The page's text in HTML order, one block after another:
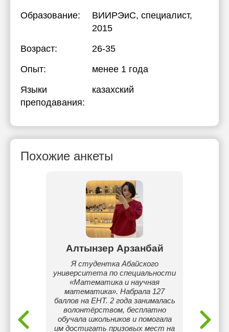
Образование: ВИИРЭиС, специалист,
2015
Возраст:
26-35
Опыт:
менее 1 года
Языки
преподавания:
казахский
Похожие анкеты
Алтынзер Арзанбай
Я студентка Абайского
университета по специальности
«Математика и научная
математика». Набрала 127
баллов на ЕНТ. 2 года занималась
волонтёрством, бесплатно
обучала школьников и помогала
им достигать призовых мест на
пункт
– 126,